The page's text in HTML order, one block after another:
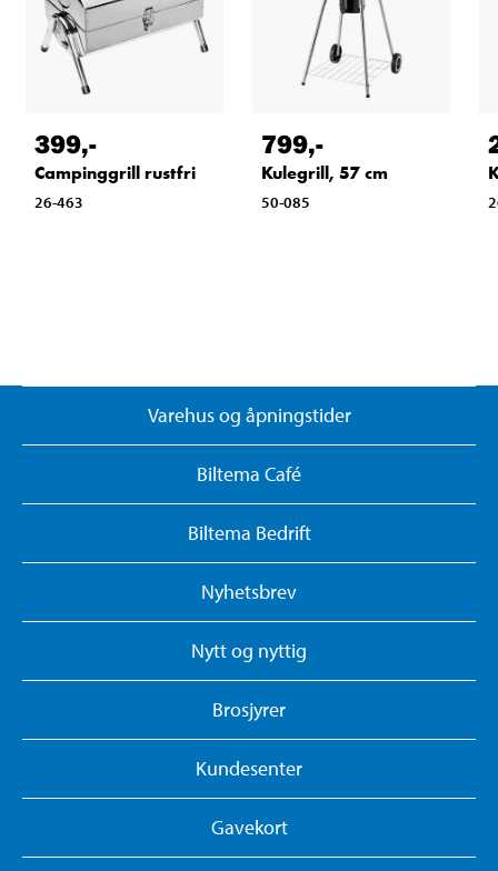
399,-
Campinggrill rustfri
26-463
799,-
Kulegrill, 57 cm
50-085
Varehus og åpningstider
Biltema Café
Biltema Bedrift
Nyhetsbrev
Nytt og nyttig
Brosjyrer
Kundesenter
Gavekort